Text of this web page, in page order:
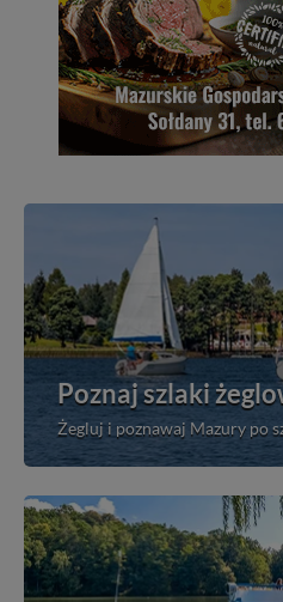
Poznaj szlaki
Żegluj i poznawaj Mazury po